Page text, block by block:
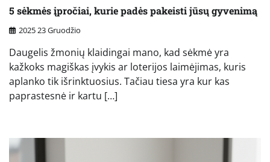
5 sėkmės įpročiai, kurie padės pakeisti jūsų gyvenimą
2025 23 Gruodžio
Daugelis žmonių klaidingai mano, kad sėkmė yra
kažkoks magiškas įvykis ar loterijos laimėjimas, kuris
aplanko tik išrinktuosius. Tačiau tiesa yra kur kas
paprastesnė ir kartu […]